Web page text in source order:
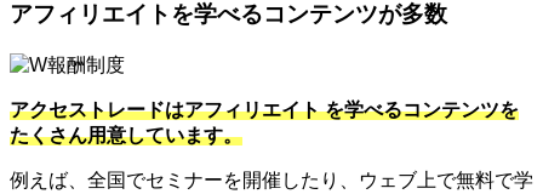
アフィリエイトを学べるコンテンツが多数
アクセストレードはアフィリエイト を学べるコンテンツを
たくさん用意しています。
例えば、全国でセミナーを開催したり、ウェブ上で無料で学